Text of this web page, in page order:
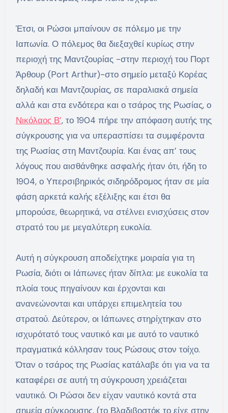
Έτσι, οι Ρώσοι μπαίνουν σε πόλεμο με την
Ιαπωνία. Ο πόλεμος θα διεξαχθεί κυρίως στην
περιοχή της Μαντζουρίας -στην περιοχή του Πορτ
Άρθουρ (Port Arthur)-στο σημείο μεταξύ Κορέας
δηλαδή και Μαντζουρίας, σε παραλιακά σημεία
αλλά και στα ενδότερα και ο τσάρος της Ρωσίας, ο
Νικόλαος Β’, το 1904 πήρε την απόφαση αυτής της
σύγκρουσης για να υπερασπίσει τα συμφέροντα
της Ρωσίας στη Μαντζουρία. Και ένας απ’ τους
λόγους που αισθάνθηκε ασφαλής ήταν ότι, ήδη το
1904, ο Υπερσιβηρικός σιδηρόδρομος ήταν σε μία
φάση αρκετά καλής εξέλιξης και έτσι θα
μπορούσε, θεωρητικά, να στέλνει ενισχύσεις στον
στρατό του με μεγαλύτερη ευκολία.
Αυτή η σύγκρουση αποδείχτηκε μοιραία για τη
Ρωσία, διότι οι Ιάπωνες ήταν δίπλα: με ευκολία τα
πλοία τους πηγαίνουν και έρχονται και
ανανεώνονται και υπάρχει επιμελητεία του
στρατού. Δεύτερον, οι Ιάπωνες στηρίχτηκαν στο
ισχυρότατό τους ναυτικό και με αυτό το ναυτικό
πραγματικά κόλλησαν τους Ρώσους στον τοίχο.
Όταν ο τσάρος της Ρωσίας κατάλαβε ότι για να τα
καταφέρει σε αυτή τη σύγκρουση χρειάζεται
ναυτικό. Οι Ρώσοι δεν είχαν ναυτικό κοντά στα
σημεία σύγκρουσης, (το Βλαδιβοστόκ το είχε στην